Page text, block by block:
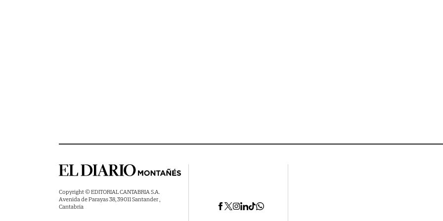
Copyright © EDITORIAL CANTABRIA S.A.
Avenida de Parayas 38, 39011 Santander ,
Cantabria